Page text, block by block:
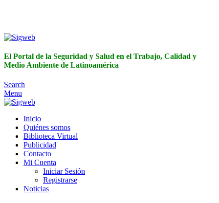
El Portal de la Seguridad y Salud en el Trabajo, Calidad y
Medio Ambiente de Latinoamérica
Search
Menu
Inicio
Quiénes somos
Biblioteca Virtual
Publicidad
Contacto
Mi Cuenta
Iniciar Sesión
Registrarse
Noticias